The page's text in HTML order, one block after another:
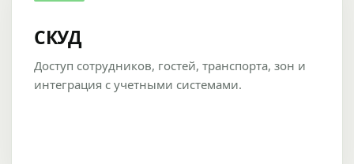
СКУД
Доступ сотрудников, гостей, транспорта, зон и
интеграция с учетными системами.